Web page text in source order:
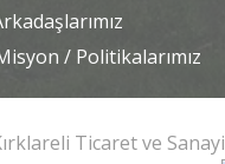
/ Politikalarımız
Ticaret ve